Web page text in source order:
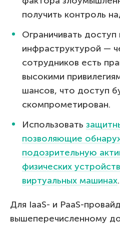
получить контроль
Ограничивать
инфраструктурой —
сотрудников есть
высокими
шансов, что доступ
скомпрометирован.
Использовать
позволяющие
подозрительную
физических
виртуальных машинах.
Для IaaS- и PaaS-
вышеперечисленному